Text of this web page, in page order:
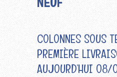
COLONNES SOUS
PREMIÈRE
AUJOURD’HUI 08/